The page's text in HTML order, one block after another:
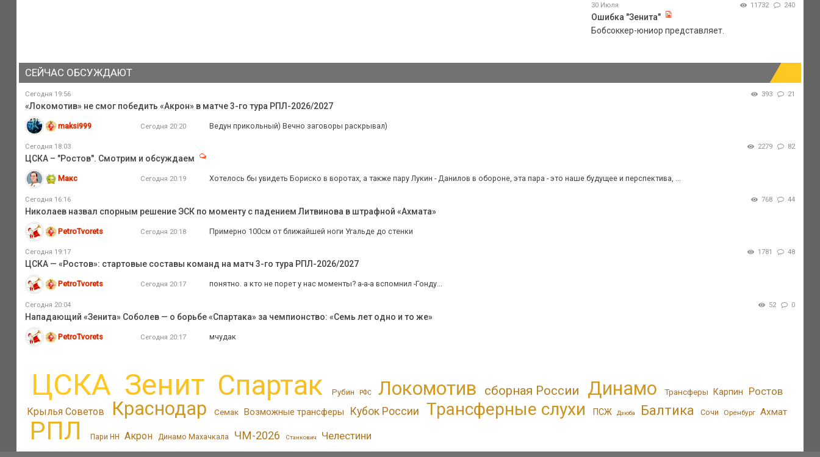
30 Июля 11732 240
Ошибка "Зенита"
Бобсоккер-юниор представляет.
СЕЙЧАС ОБСУЖДАЮТ
Сегодня 19:56 393 21
«Локомотив» не смог победить «Акрон» в матче 3-го тура РПЛ-2026/2027
maksi999 Сегодня 20:20 Ведун прикольный) Вечно заговоры раскрывал)
Сегодня 18:03 2279 82
ЦСКА – "Ростов". Смотрим и обсуждаем
Макс Сегодня 20:19 Хотелось бы увидеть Бориско в воротах, а также пару Лукин - Данилов в обороне, эта пара - это наше будущее и перспектива, ...
Сегодня 16:16 768 44
Николаев назвал спорным решение ЭСК по моменту с падением Литвинова в штрафной «Ахмата»
PetroTvorets Сегодня 20:18 Примерно 100см от ближайшей ноги Угальде до стенки
Сегодня 19:17 1781 48
ЦСКА — «Ростов»: стартовые составы команд на матч 3-го тура РПЛ-2026/2027
PetroTvorets Сегодня 20:17 понятно. а кто не порет у нас моменты? а-а-а вспомнил -Гонду...
Сегодня 20:04 52 0
Нападающий «Зенита» Соболев — о борьбе «Спартака» за чемпионство: «Семь лет одно и то же»
PetroTvorets Сегодня 20:17 мчудак
ЦСКА Зенит Спартак Рубин РФС Локомотив сборная России Динамо Трансферы Карпин Ростов
Крылья Советов Краснодар Семак Возможные трансферы Кубок России Трансферные слухи ПСЖ Дзюба Балтика Сочи Оренбург Ахмат
РПЛ Пари НН Акрон Динамо Махачкала ЧМ-2026 Станкович Челестини